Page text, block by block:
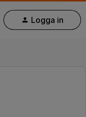
Logga in